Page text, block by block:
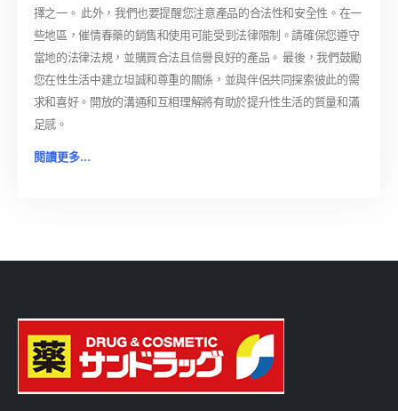
擇之一。 此外，我們也要提醒您注意產品的合法性和安全性。在一
些地區，催情春藥的銷售和使用可能受到法律限制。請確保您遵守
當地的法律法規，並購買合法且信譽良好的產品。 最後，我們鼓勵
您在性生活中建立坦誠和尊重的關係，並與伴侶共同探索彼此的需
求和喜好。開放的溝通和互相理解將有助於提升性生活的質量和滿
足感。
閱讀更多...